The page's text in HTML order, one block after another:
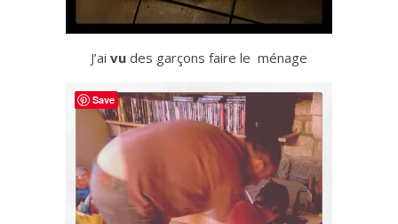
J’ai vu des garçons faire le ménage
Save